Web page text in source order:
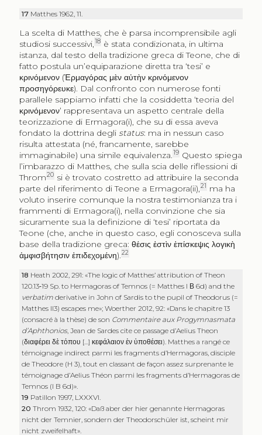
17 Matthes 1962, 11.
La scelta di Matthes, che è parsa incomprensibile agli
studiosi successivi,18 è stata condizionata, in ultima
istanza, dal testo della tradizione greca di Teone, che di
fatto postula un’equiparazione diretta tra ‘tesi’ e
κρινόμενον(Ἑρμαγόρας μὲν αὐτὴν κρινόμενον
προσηγόρευκε). Dal confronto con numerose fonti
parallele sappiamo infatti che la cosiddetta ‘teoria del
κρινόμενον’ rappresentava un aspetto centrale della
teorizzazione di Ermagora(i), che su di essa aveva
fondato la dottrina degli status: ma in nessun caso
risulta attestata (né, francamente, sarebbe
immaginabile) una simile equivalenza.19 Questo spiega
l’imbarazzo di Matthes, che sulla scia delle riflessioni di
Throm20 si è trovato costretto ad attribuire la seconda
parte del riferimento di Teone a Ermagora(ii),21 ma ha
voluto inserire comunque la nostra testimonianza tra i
frammenti di Ermagora(i), nella convinzione che sia
sicuramente sua la definizione di ‘tesi’ riportata da
Teone (che, anche in questo caso, egli conosceva sulla
base della tradizione greca: θέσις ἐστὶν ἐπίσκεψις λογικὴ
ἀμφισβήτησιν ἐπιδεχομένη).22
18 Heath 2002, 291: «The logic of Matthes’ attribution of Theon
120.13‑19 Sp. to Hermagoras of Temnos (= Matthes I Β 6d) and the
verbatim derivative in John of Sardis to the pupil of Theodorus (=
Matthes II3) escapes me»; Woerther 2012, 92: «Dans le chapitre 13
(consacré à la thèse) de son Commentaire aux Progymnasmata
d’Aphthonios, Jean de Sardes cite ce passage d’Aelius Theon
(διαφέρει δὲ τόπου […]κεφάλαιον ἐν ὑποθέσει). Matthes a rangé ce
témoignage indirect parmi les fragments d’Hermagoras, disciple
de Theodore (H 3), tout en classant de façon assez surprenante le
témoignage d’Aelius Théon parmi les fragments d’Hermagoras de
Temnos (I B 6d)».
19 Patillon 1997, LXXXVI.
20Throm 1932, 120: «Daß aber der hier genannte Hermagoras
nicht der Temnier, sondern der Theodorschüler ist, scheint mir
nicht zweifelhaft».